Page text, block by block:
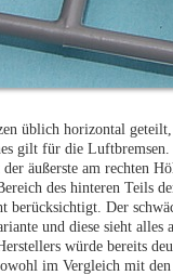
üblich horizontal
gilt für die
äußerste am rechten
des hinteren Teils
Der
und diese sieht
würde bereits
im Vergleich mit